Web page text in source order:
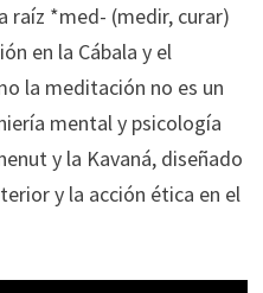
raíz *med- (medir, curar)
en la Cábala y el
la meditación no es un
mental y psicología
y la Kavaná, diseñado
y la acción ética en el